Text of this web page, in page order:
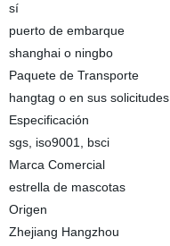
sí
puerto de embarque
shanghai o ningbo
Paquete de Transporte
hangtag o en sus solicitudes
Especificación
sgs, iso9001, bsci
Marca Comercial
estrella de mascotas
Origen
Zhejiang Hangzhou